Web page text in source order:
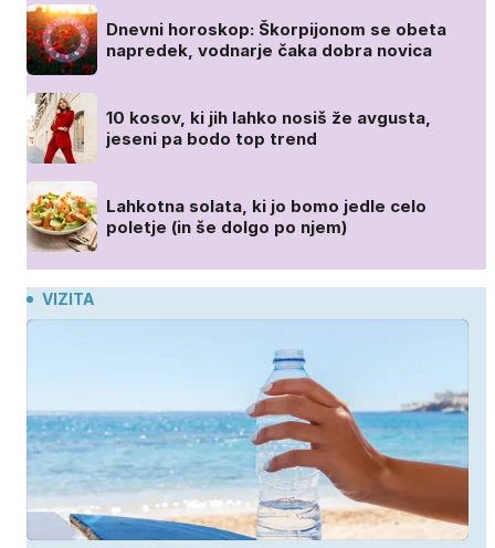
Dnevni horoskop: Škorpijonom se obeta
napredek, vodnarje čaka dobra novica
10 kosov, ki jih lahko nosiš že avgusta,
jeseni pa bodo top trend
Lahkotna solata, ki jo bomo jedle celo
poletje (in še dolgo po njem)
VIZITA